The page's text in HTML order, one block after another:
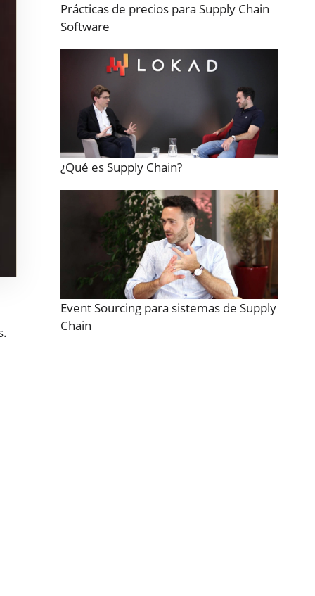
Prácticas de precios para Supply Chain
Software
¿Qué es Supply Chain?
Event Sourcing para sistemas de Supply
Chain